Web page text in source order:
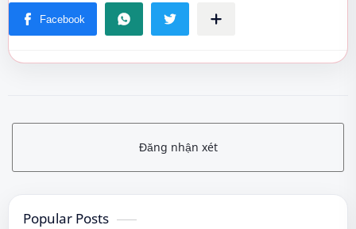
Đăng nhận xét
Popular Posts